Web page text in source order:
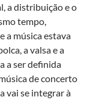
a distribuição e o
tempo,
a música estava
a valsa e a
a ser definida
de concerto
vai se integrar à